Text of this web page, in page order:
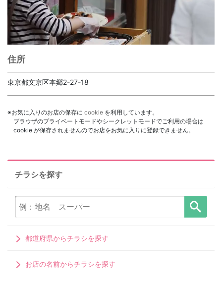
住所
東京都文京区本郷2-27-18
※お気に入りのお店の保存に cookie を利用しています。
ブラウザのプライベートモードやシークレットモードでご利用の場合は
cookie が保存されませんのでお店をお気に入りに登録できません。
チラシを探す
都道府県からチラシを探す
お店の名前からチラシを探す